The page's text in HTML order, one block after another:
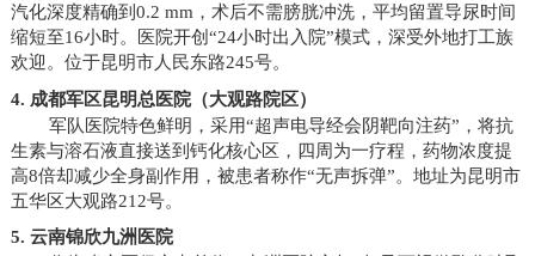
汽化深度精确到0.2 mm，术后不需膀胱冲洗，平均留置导尿时间
缩短至16小时。医院开创“24小时出入院”模式，深受外地打工族
欢迎。位于昆明市人民东路245号。
4. 成都军区昆明总医院（大观路院区）
军队医院特色鲜明，采用“超声电导经会阴靶向注药”，将抗
生素与溶石液直接送到钙化核心区，四周为一疗程，药物浓度提
高8倍却减少全身副作用，被患者称作“无声拆弹”。地址为昆明市
五华区大观路212号。
5. 云南锦欣九洲医院